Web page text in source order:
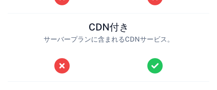
CDN付き
サーバープランに含まれるCDNサービス。